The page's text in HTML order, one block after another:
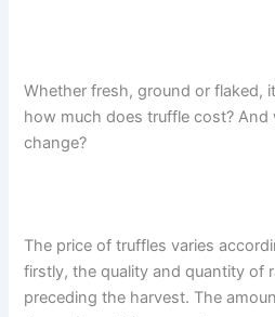
Whether fresh, ground or flaked,
how much does truffle cost?
change?
The price of truffles varies
firstly, the quality and quantity of
preceding the harvest. The